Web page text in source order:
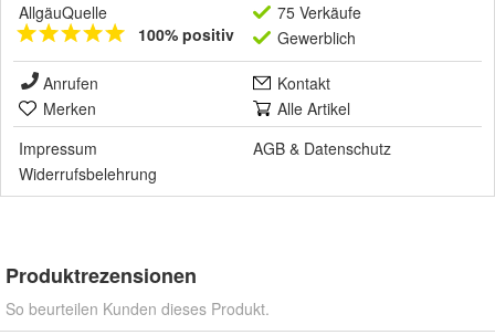
AllgäuQuelle
100% positiv
75 Verkäufe
Gewerblich
Anrufen
Kontakt
Merken
Alle Artikel
Impressum
AGB & Datenschutz
Widerrufsbelehrung
Produktrezensionen
So beurteilen Kunden dieses Produkt.